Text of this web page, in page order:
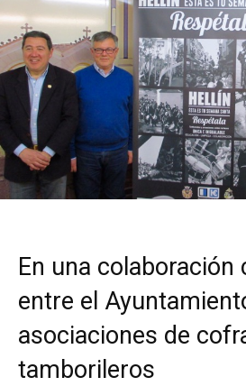
En una colaboración
entre el
asociaciones de
tamborileros